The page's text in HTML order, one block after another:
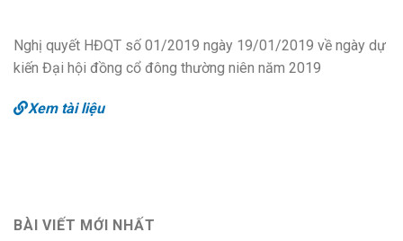
Nghị quyết HĐQT số 01/2019 ngày 19/01/2019 về ngày dự
kiến Đại hội đồng cổ đông thường niên năm 2019
Xem tài liệu
BÀI VIẾT MỚI NHẤT